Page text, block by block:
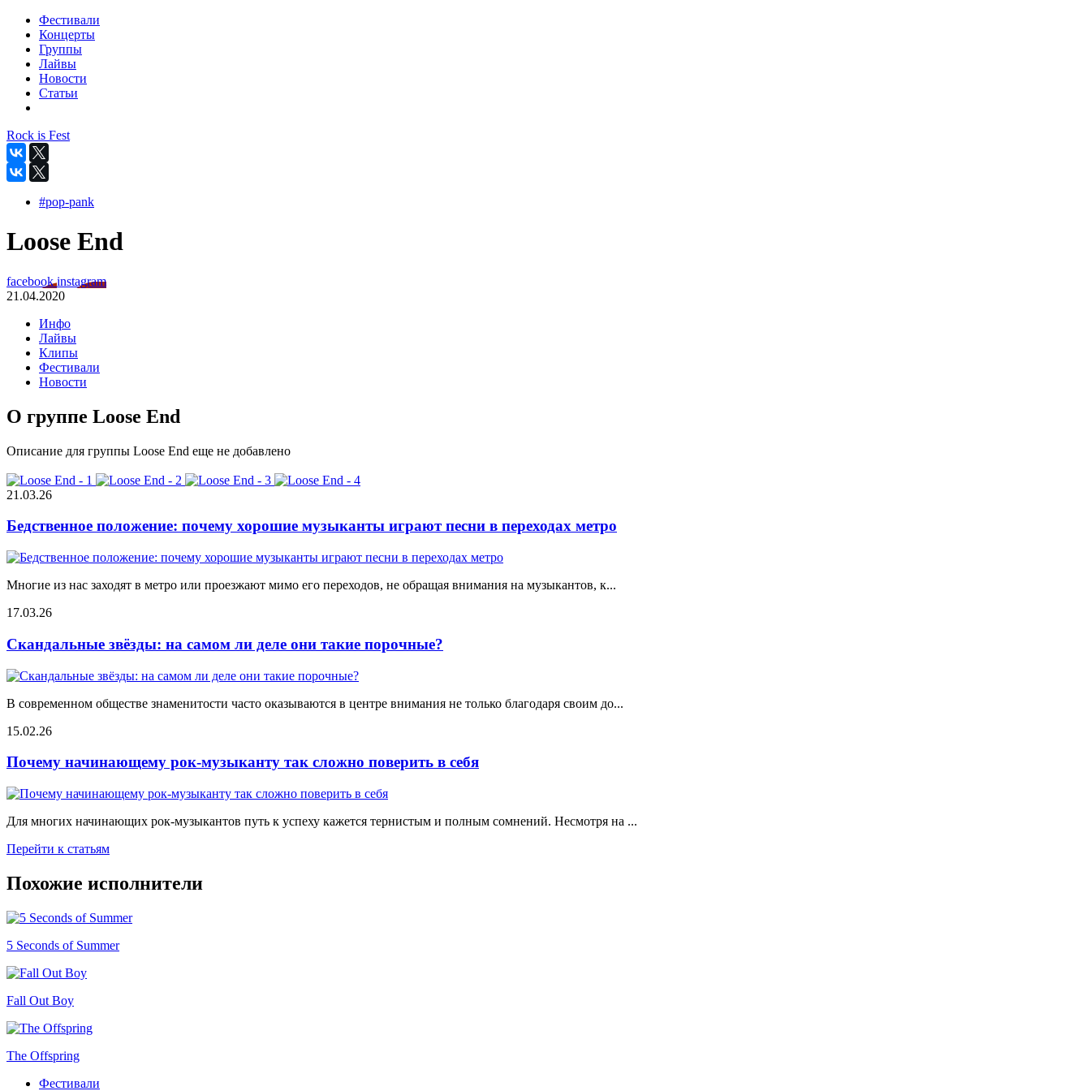
Фестивали
Концерты
Группы
Лайвы
Новости
Статьи
Rock is Fest
#pop-pank
Loose End
facebookinstagram
21.04.2020
Инфо
Лайвы
Клипы
Фестивали
Новости
О группе Loose End
Описание для группы Loose End еще не добавлено
21.03.26
Бедственное положение: почему хорошие музыканты играют песни в переходах метро
Многие из нас заходят в метро или проезжают мимо его переходов, не обращая внимания на музыкантов, к...
17.03.26
Скандальные звёзды: на самом ли деле они такие порочные?
В современном обществе знаменитости часто оказываются в центре внимания не только благодаря своим до...
15.02.26
Почему начинающему рок-музыканту так сложно поверить в себя
Для многих начинающих рок-музыкантов путь к успеху кажется тернистым и полным сомнений. Несмотря на ...
Перейти к статьям
Похожие исполнители
5 Seconds of Summer
Fall Out Boy
The Offspring
Фестивали